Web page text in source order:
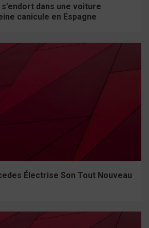
dans une voiture
canicule en Espagne
Électrise Son Tout Nouveau